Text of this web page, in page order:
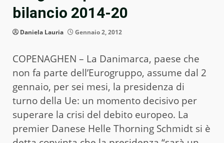
bilancio 2014-20
Daniela Lauria Gennaio 2, 2012
COPENAGHEN – La Danimarca, paese che
non fa parte dell’Eurogruppo, assume dal 2
gennaio, per sei mesi, la presidenza di
turno della Ue: un momento decisivo per
superare la crisi del debito europeo. La
premier Danese Helle Thorning Schmidt si è